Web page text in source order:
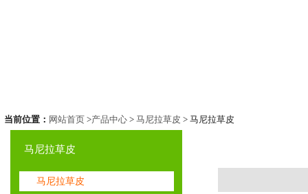
当前位置： 网站首页 >产品中心 > 马尼拉草皮 > 马尼拉草皮
马尼拉草皮
马尼拉草皮